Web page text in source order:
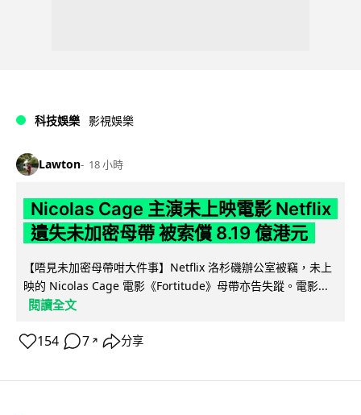
科技娛樂 影視娛樂
Lawton 18 小時
Nicolas Cage 主演未上映電影 Netflix
遺失未加密母帶 被索償 8.19 億港元
【唔見未加密母帶咁大件事】Netflix 洛杉磯辦公室被竊，未上
映的 Nicolas Cage 電影《Fortitude》母帶亦告失蹤。電影...
閱讀全文
154 7 ↗ 分享